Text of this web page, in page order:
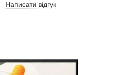
Написати відгук